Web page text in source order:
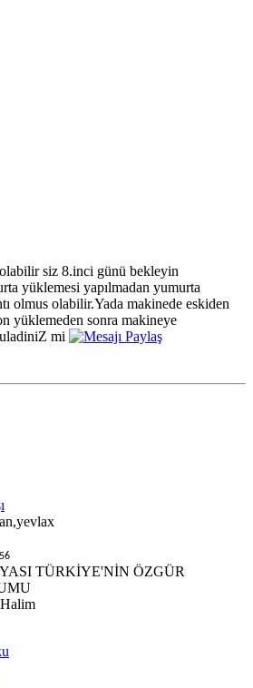
olabilir siz 8.inci günü bekleyin
yüklemesi yapılmadan yumurta
olmus olabilir.Yada makinede eskiden
yüklemeden sonra makineye
mi
TÜRKİYE'NİN ÖZGÜR